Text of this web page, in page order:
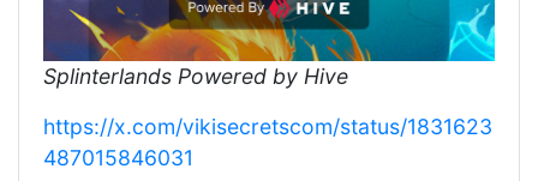
Splinterlands Powered by Hive
https://x.com/vikisecretscom/status/1831623
487015846031